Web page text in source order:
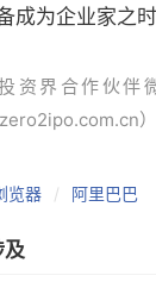
成为企业家之
投资界合作伙
）
览器 阿里巴巴
及